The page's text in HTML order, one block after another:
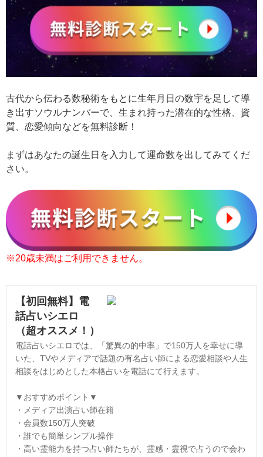
古代から伝わる数秘術をもとに生年月日の数宇を足して導
き出すソウルナンバーで、生まれ持った潜在的な性格、資
質、恋愛傾向などを無料診断！
まずはあなたの誕生日を入力して運命数を出してみてくだ
さい。
※20歳未満はご利用できません。
【初回無料】電
話占いシエロ
（超オススメ！）
電話占いシエロでは、「驚異の的中率」で150万人を幸せに導
いた、TVやメディアで話題の有名占い師による恋愛相談や人生
相談をはじめとした本格占いを電話にて行えます。
▼おすすめポイント▼
・メディア出演占い師在籍
・会員数150万人突破
・誰でも簡単シンプル操作
・高い霊能力を持つ占い師たちが、霊感・霊視で占うので会わ